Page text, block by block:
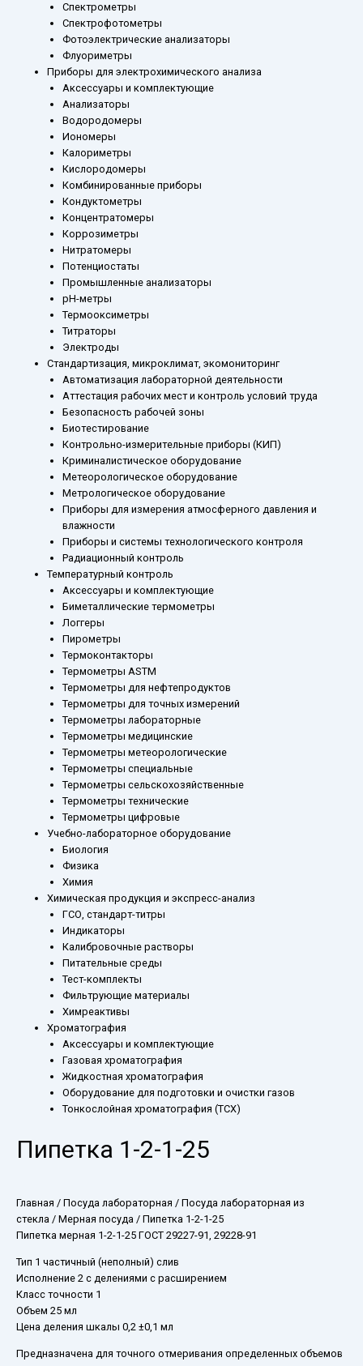
Спектрометры
Спектрофотометры
Фотоэлектрические анализаторы
Флуориметры
Приборы для электрохимического анализа
Аксессуары и комплектующие
Анализаторы
Водородомеры
Иономеры
Калориметры
Кислородомеры
Комбинированные приборы
Кондуктометры
Концентратомеры
Коррозиметры
Нитратомеры
Потенциостаты
Промышленные анализаторы
рН-метры
Термооксиметры
Титраторы
Электроды
Стандартизация, микроклимат, экомониторинг
Автоматизация лабораторной деятельности
Аттестация рабочих мест и контроль условий труда
Безопасность рабочей зоны
Биотестирование
Контрольно-измерительные приборы (КИП)
Криминалистическое оборудование
Метеорологическое оборудование
Метрологическое оборудование
Приборы для измерения атмосферного давления и
влажности
Приборы и системы технологического контроля
Радиационный контроль
Температурный контроль
Аксессуары и комплектующие
Биметаллические термометры
Логгеры
Пирометры
Термоконтакторы
Термометры ASTM
Термометры для нефтепродуктов
Термометры для точных измерений
Термометры лабораторные
Термометры медицинские
Термометры метеорологические
Термометры специальные
Термометры сельскохозяйственные
Термометры технические
Термометры цифровые
Учебно-лабораторное оборудование
Биология
Физика
Химия
Химическая продукция и экспресс-анализ
ГСО, стандарт-титры
Индикаторы
Калибровочные растворы
Питательные среды
Тест-комплекты
Фильтрующие материалы
Химреактивы
Хроматография
Аксессуары и комплектующие
Газовая хроматография
Жидкостная хроматография
Оборудование для подготовки и очистки газов
Тонкослойная хроматография (ТСХ)
Пипетка 1-2-1-25
Главная / Посуда лабораторная / Посуда лабораторная из
стекла / Мерная посуда / Пипетка 1-2-1-25
Пипетка мерная 1-2-1-25 ГОСТ 29227-91, 29228-91
Тип 1 частичный (неполный) слив
Исполнение 2 с делениями с расширением
Класс точности 1
Объем 25 мл
Цена деления шкалы 0,2 ±0,1 мл
Предназначена для точного отмеривания определенных объемов